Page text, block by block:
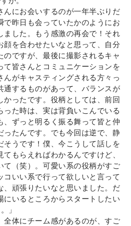
んにお会いするのが一年半ぶりだ
で昨日も会っていたかのようにお
ました。もう感激の再会で！それ
顔を合わせたいなと思って、自分
のですが、最後に撮影されるキャ
て皆さんとコミュニケーションを
んがキャスティングされる方々っ
通するものがあって、バランスが
かったです。役柄としては、前回
った時は、実は背負いこんでいる
、ずっと明るく振る舞って皆と仲
ったんです。でも今回は逆で、静
そうです！僕、今こうして話しを
もらえればわかるんですけど、
て（笑）。可愛い系の役柄がすご
コいい系で行って欲しいと言って
、頑張りたいなと思いました。だ
にいるところからスタートしたい
」
全体にチーム感があるのが、すご